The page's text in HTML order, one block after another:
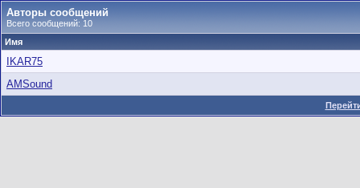
Авторы сообщений
Всего сообщений: 10
Имя
IKAR75
AMSound